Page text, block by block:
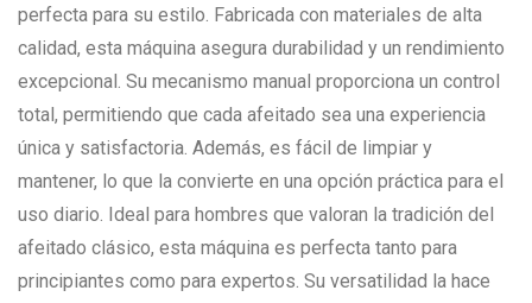
perfecta para su estilo. Fabricada con materiales de alta
calidad, esta máquina asegura durabilidad y un rendimiento
excepcional. Su mecanismo manual proporciona un control
total, permitiendo que cada afeitado sea una experiencia
única y satisfactoria. Además, es fácil de limpiar y
mantener, lo que la convierte en una opción práctica para el
uso diario. Ideal para hombres que valoran la tradición del
afeitado clásico, esta máquina es perfecta tanto para
principiantes como para expertos. Su versatilidad la hace